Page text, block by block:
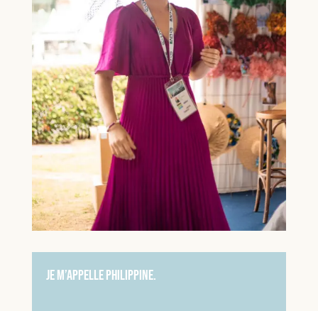
Je m’appelle Philippine.